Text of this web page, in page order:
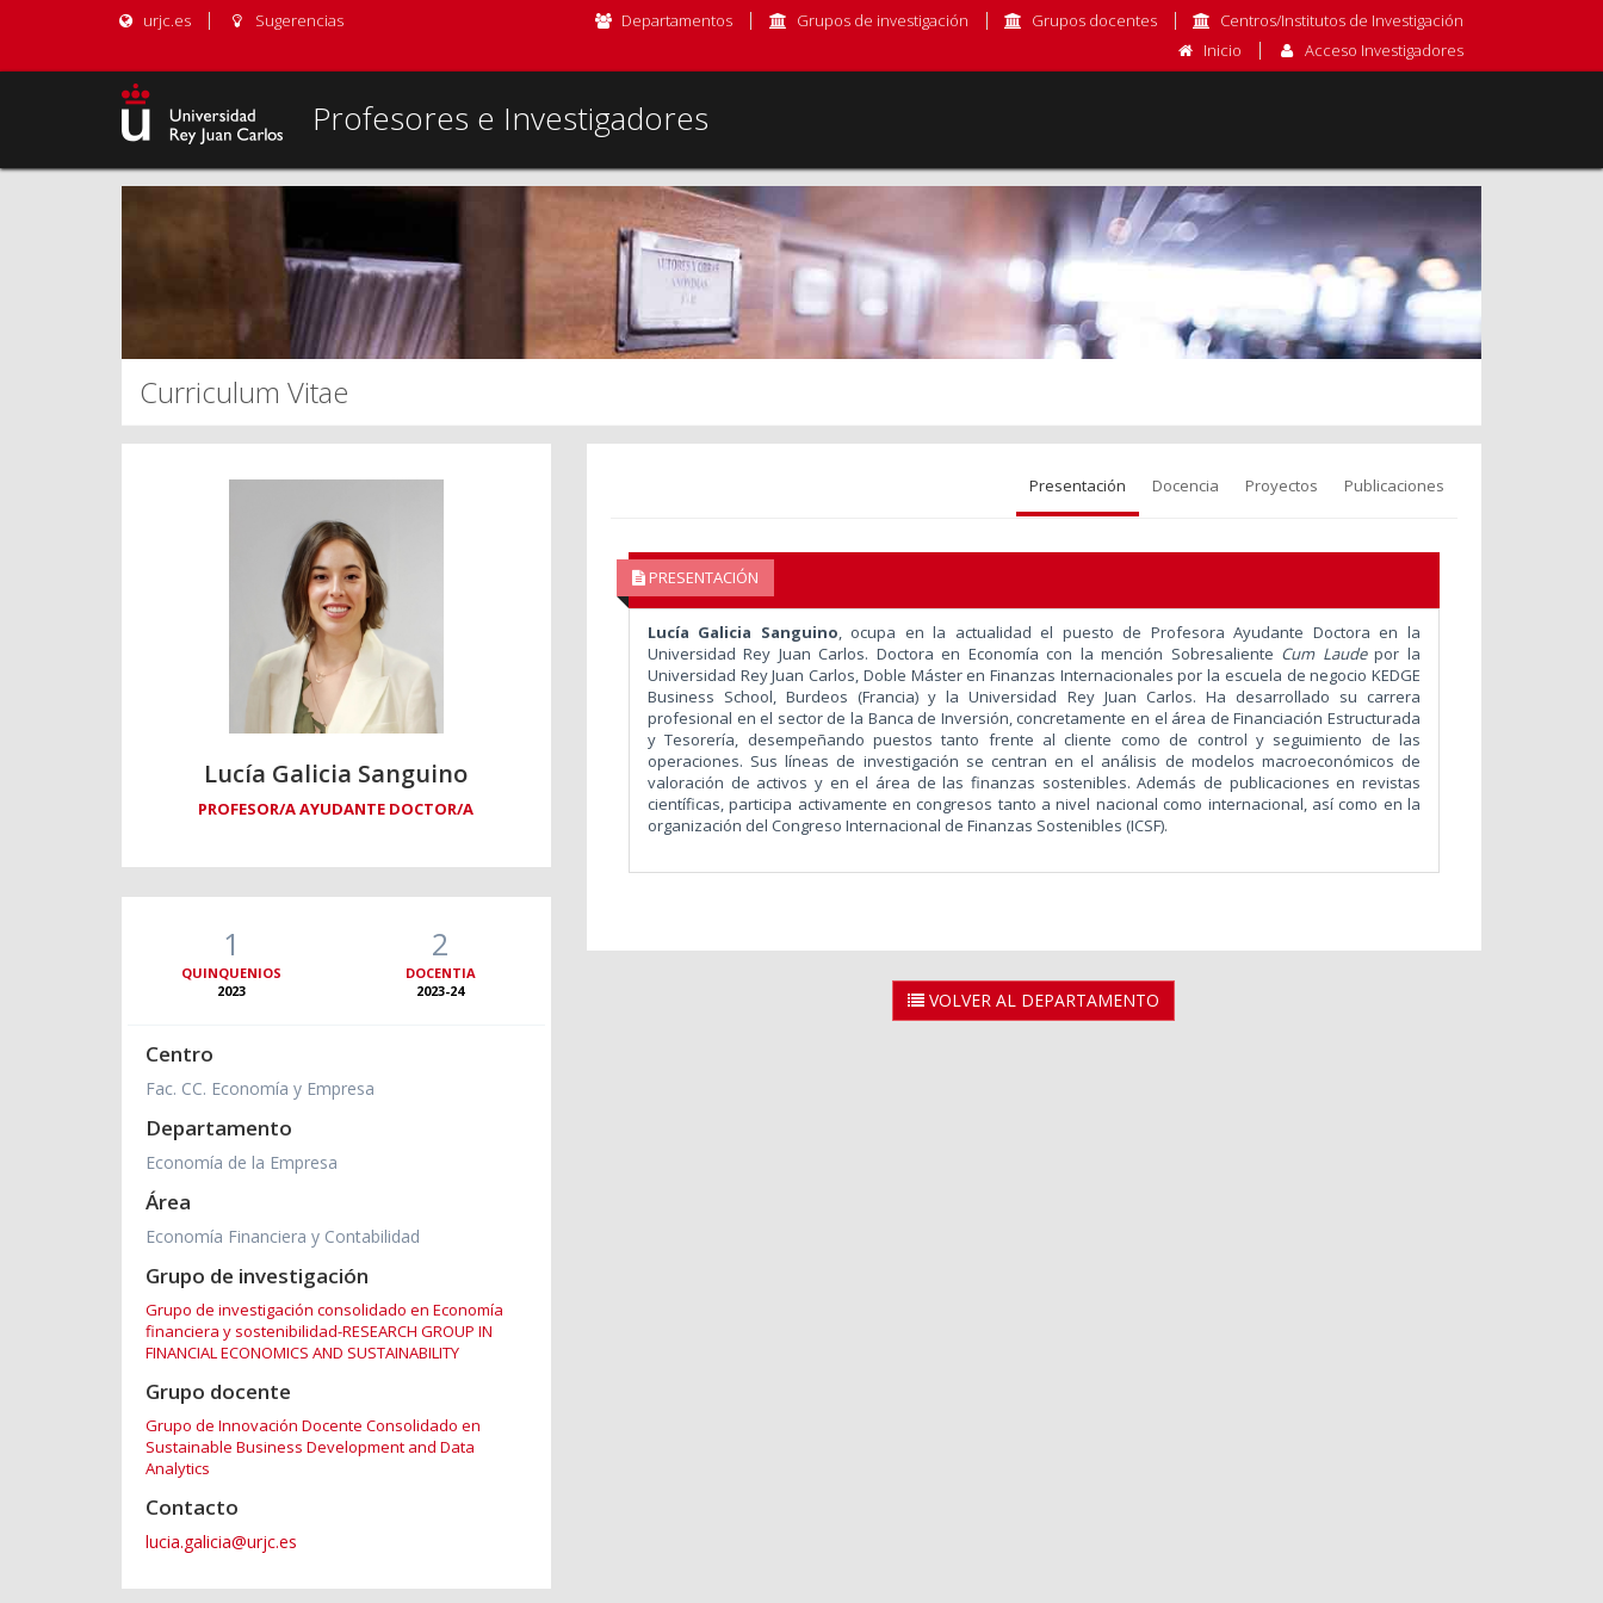
urjc.es Sugerencias Departamentos Grupos de investigación Grupos docentes
Centros/Institutos de Investigación
Inicio
Acceso Investigadores
Profesores e Investigadores
Curriculum Vitae
Lucía Galicia Sanguino
PROFESOR/A AYUDANTE DOCTOR/A
1
QUINQUENIOS
2023
2
DOCENTIA
2023-24
Centro
Fac. CC. Economía y Empresa
Departamento
Economía de la Empresa
Área
Economía Financiera y Contabilidad
Grupo de investigación
Grupo de investigación consolidado en Economía
financiera y sostenibilidad-RESEARCH GROUP IN
FINANCIAL ECONOMICS AND SUSTAINABILITY
Grupo docente
Grupo de Innovación Docente Consolidado en
Sustainable Business Development and Data
Analytics
Contacto
lucia.galicia@urjc.es
Presentación Docencia Proyectos Publicaciones
PRESENTACIÓN
Lucía Galicia Sanguino , ocupa en la actualidad el puesto de Profesora Ayudante Doctora en la
Universidad Rey Juan Carlos. Doctora en Economía con la mención Sobresaliente Cum Laudepor la
Universidad Rey Juan Carlos, Doble Máster en Finanzas Internacionales por la escuela de negocio KEDGE
Business School, Burdeos (Francia) y la Universidad Rey Juan Carlos. Ha desarrollado su carrera
profesional en el sector de la Banca de Inversión, concretamente en el área de Financiación Estructurada
y Tesorería, desempeñando puestos tanto frente al cliente como de control y seguimiento de las
operaciones. Sus líneas de investigación se centran en el análisis de modelos macroeconómicos de
valoración de activos y en el área de las finanzas sostenibles. Además de publicaciones en revistas
científicas, participa activamente en congresos tanto a nivel nacional como internacional, así como en la
organización del Congreso Internacional de Finanzas Sostenibles (ICSF).
VOLVER AL DEPARTAMENTO